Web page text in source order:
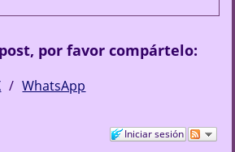
por favor compártelo:
WhatsApp
Iniciar sesión